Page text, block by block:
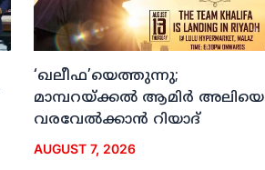
‘ഖലീഫ’യെത്തുന്നു;
മാമ്പറയ്ക്കല്‍ ആമിര്‍ അലിയെ
വരവേല്‍ക്കാന്‍ റിയാദ്
AUGUST 7, 2026